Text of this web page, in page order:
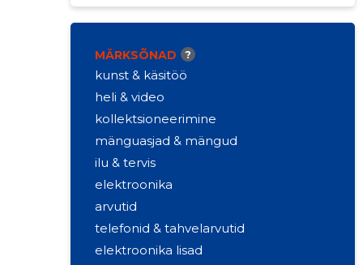
MÄRKSÕNAD ?
kunst & käsitöö
heli & video
kollektsioneerimine
mänguasjad & mängud
ilu & tervis
elektroonika
arvutid
telefonid & tahvelarvutid
elektroonika lisad